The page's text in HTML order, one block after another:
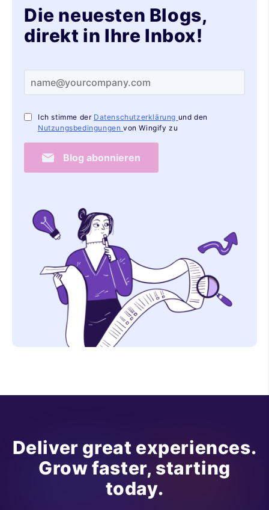
Die neuesten Blogs,
direkt in Ihre Inbox!
Blog abonnieren
Ich stimme der Datenschutzerklärung und den
Nutzungsbedingungen von Wingify zu
Deliver great experiences.
Grow faster, starting
today.